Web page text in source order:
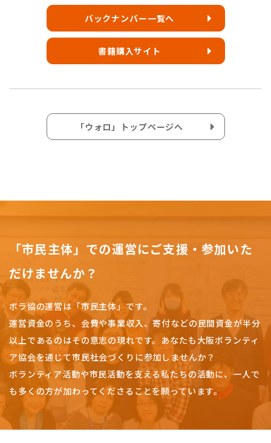
バックナンバー一覧へ
書籍購入サイト
「ウォロ」トップページへ
「市民主体」での運営にご支援・参加いた
だけませんか？
ボラ協の運営は「市民主体」です。
運営資金のうち、会費や事業収入、寄付などの民間資金が半分
以上であるのはその意志の現れです。 あなたも大阪ボランティ
ア協会を通じて市民社会づくりに参加しませんか？
ボランティア活動や市民活動を支える私たちの活動に、一人で
も多くの方が加わってくださることを願っています。